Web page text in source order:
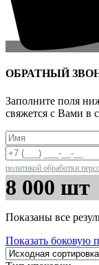
ОБРАТНЫЙ
Заполните поля
свяжется с Вами в
политикой обработки
8 000 шт
Показаны все
Показать боковую